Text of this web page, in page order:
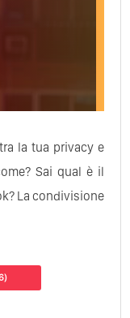
la tua privacy e
Sai qual è il
La condivisione